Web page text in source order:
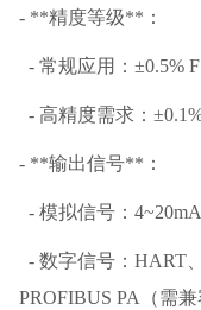
- **精度等级**：
- 常规应用：±0.5%
- 高精度需求：
- **输出信号**：
- 模拟信号：
- 数字信号：HART
PROFIBUS PA（需